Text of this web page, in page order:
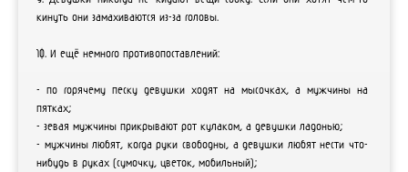
кинуть они замахиваются из-за головы.
10. И ещё немного противопоставлений:
- по горячему песку девушки ходят на мысочках, а мужчины на
пятках;
- зевая мужчины прикрывают рот кулаком, а девушки ладонью;
- мужчины любят, когда руки свободны, а девушки любят нести что-
нибудь в руках (сумочку, цветок, мобильный);